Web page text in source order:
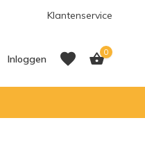
Klantenservice
Inloggen
0